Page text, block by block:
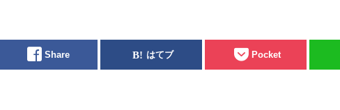
Share はてブ Pocket